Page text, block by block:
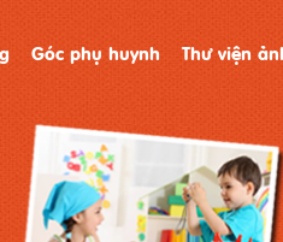
Góc phụ huynh Thư viện